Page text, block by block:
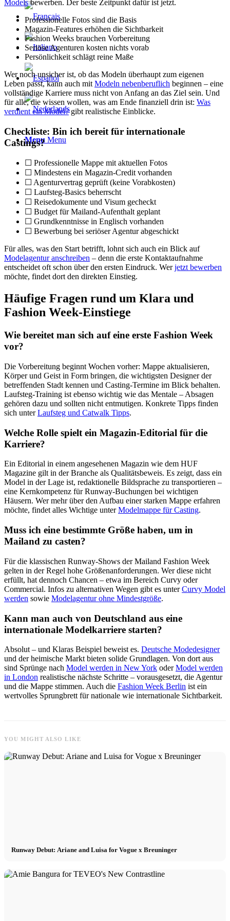
Menu Menu
Modelsbewerben. Der beste Zeitpunkt dafür ist jetzt.
Professionelle Fotos sind die Basis
Magazin-Features erhöhen die Sichtbarkeit
Fashion Weeks brauchen Vorbereitung
Seriöse Agenturen kosten nichts vorab
Persönlichkeit schlägt reine Maße
Wer noch unsicher ist, ob das Modeln überhaupt zum eigenen
Leben passt, kann auch mit Modeln nebenberuflich beginnen – eine
vollständige Karriere muss nicht von Anfang an das Ziel sein. Und
für alle, die wissen wollen, was am Ende finanziell drin ist: Was
verdient ein Model?gibt realistische Einblicke.
Checkliste: Bin ich bereit für internationale
Castings?
☐ Professionelle Mappe mit aktuellen Fotos
☐ Mindestens ein Magazin-Credit vorhanden
☐ Agenturvertrag geprüft (keine Vorabkosten)
☐ Laufsteg-Basics beherrscht
☐ Reisedokumente und Visum gecheckt
☐ Budget für Mailand-Aufenthalt geplant
☐ Grundkenntnisse in Englisch vorhanden
☐ Bewerbung bei seriöser Agentur abgeschickt
Für alles, was den Start betrifft, lohnt sich auch ein Blick auf
Modelagentur anschreiben – denn die erste Kontaktaufnahme
entscheidet oft schon über den ersten Eindruck. Werjetzt bewerben
möchte, findet dort den direkten Einstieg.
Häufige Fragen rund um Klara und
Fashion Week-Einstiege
Wie bereitet man sich auf eine erste Fashion Week
vor?
Die Vorbereitung beginnt Wochen vorher: Mappe aktualisieren,
Körper und Geist in Form bringen, die wichtigsten Designer der
betreffenden Stadt kennen und Casting-Termine im Blick behalten.
Laufsteg-Training ist ebenso wichtig wie das Mentale – Absagen
gehören dazu und sollten nicht entmutigen. Konkrete Tipps finden
sich unterLaufsteg und Catwalk Tipps.
Welche Rolle spielt ein Magazin-Editorial für die
Karriere?
Ein Editorial in einem angesehenen Magazin wie dem HUF
Magazine gilt in der Branche als Qualitätsbeweis. Es zeigt, dass ein
Model in der Lage ist, redaktionelle Bildsprache zu transportieren –
eine Kernkompetenz für Runway-Buchungen bei wichtigen
Häusern. Wer mehr über den Aufbau einer starken Mappe erfahren
möchte, findet alles Wichtige unterModelmappe für Casting.
Muss ich eine bestimmte Größe haben, um in
Mailand zu casten?
Für die klassischen Runway-Shows der Mailand Fashion Week
gelten in der Regel hohe Größenanforderungen. Wer diese nicht
erfüllt, hat dennoch Chancen – etwa im Bereich Curvy oder
Commercial. Infos zu alternativen Wegen gibt es unterCurvy Model
werden sowie Modelagentur ohne Mindestgröße.
Kann man auch von Deutschland aus eine
internationale Modelkarriere starten?
Absolut – und Klaras Beispiel beweist es. Deutsche Modedesigner
und der heimische Markt bieten solide Grundlagen. Von dort aus
sind Sprünge nach Model werden in New York oderModel werden
in London realistische nächste Schritte – vorausgesetzt, die Agentur
und die Mappe stimmen. Auch die Fashion Week Berlin ist ein
wertvolles Sprungbrett für nationale wie internationale Sichtbarkeit.
YOU MIGHT ALSO LIKE
Runway Debut: Ariane and Luisa for Vogue x Breuninger